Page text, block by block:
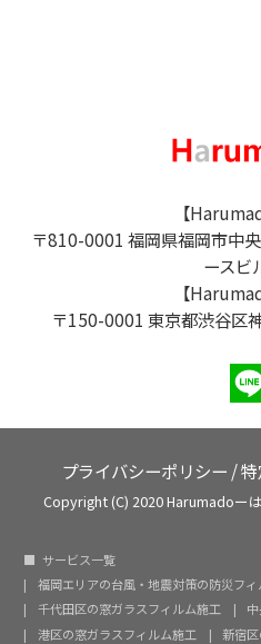
【
〒810-0001 福岡県福岡市中
ースビ
【
〒150-0001 東京都渋谷区
プライバシーポリシー /
Copyright (C) 2020 Harumadoー
サービス一覧
福岡エリアの台風・地震対策の防災フィ
千代田区の窓ガラスフィルム施工
港区の窓ガラスフィルム施工
新宿